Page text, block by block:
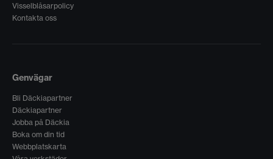
Visselblåsarpolicy
Kontakta oss
Genvägar
Bli Däckiapartner
Däckiapartner
Jobba på Däckia
Boka om din tid
Webbplatskarta